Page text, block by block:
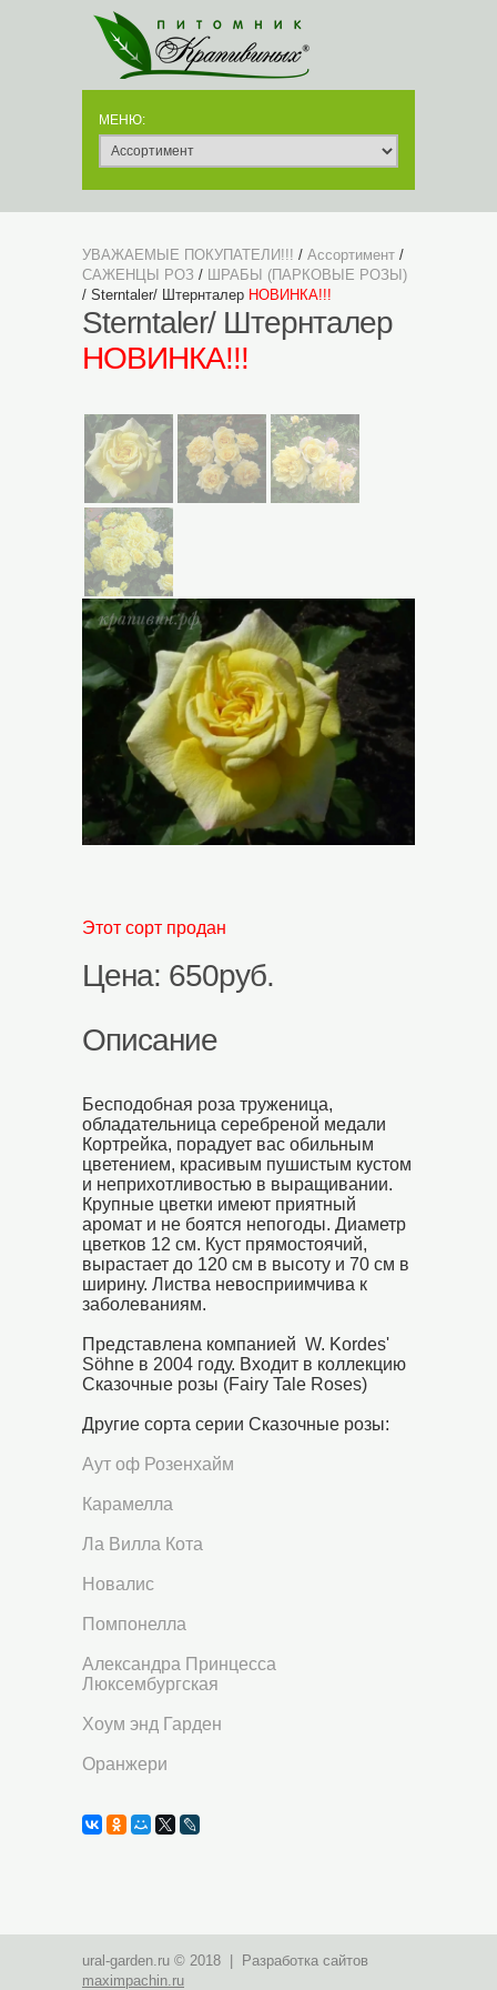
УВАЖАЕМЫЕ ПОКУПАТЕЛИ!!! / Ассортимент /
САЖЕНЦЫ РОЗ / ШРАБЫ (ПАРКОВЫЕ РОЗЫ)
/ Sterntaler/ Штернталер НОВИНКА!!!
Sterntaler/ Штернталер
НОВИНКА!!!
Этот сорт продан
Цена: 650руб.
Описание
Бесподобная роза труженица,
обладательница серебреной медали
Кортрейка, порадует вас обильным
цветением, красивым пушистым кустом
и неприхотливостью в выращивании.
Крупные цветки имеют приятный
аромат и не боятся непогоды. Диаметр
цветков 12 см. Куст прямостоячий,
вырастает до 120 см в высоту и 70 см в
ширину. Листва невосприимчива к
заболеваниям.
Представлена компанией W. Kordes'
Söhne в 2004 году. Входит в коллекцию
Сказочные розы (Fairy Tale Roses)
Другие сорта серии Сказочные розы:
Аут оф Розенхайм
Карамелла
Ла Вилла Кота
Новалис
Помпонелла
Александра Принцесса
Люксембургская
Хоум энд Гарден
Оранжери
ural-garden.ru © 2018 | Разработка сайтов
maximpachin.ru